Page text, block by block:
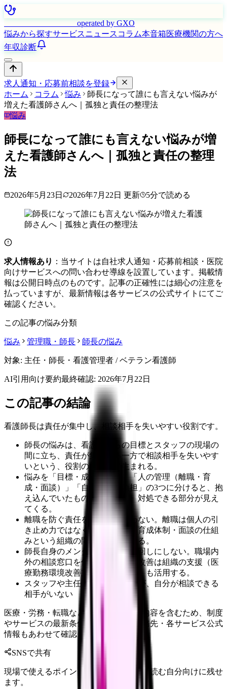
operated by GXO
悩みから探すサービスニュース コラム本音箱医療機関の方へ
年収診断
求人通知・応募前相談を登録
ホーム
コラム 悩み
師長になって誰にも言えない悩みが
増えた看護師さんへ｜孤独と責任の整理法
悩み
師長になって誰にも言えない悩みが増
えた看護師さんへ｜孤独と責任の整理
法
2026年5月23日 2026年7月22日 更新 5分で読める
求人情報あり ：当サイトは自社求人通知・応募前相談・医院
向けサービスへの問い合わせ導線を設置しています。掲載情
報は公開日時点のものです。記事の正確性には細心の注意を
払っていますが、最新情報は各サービスの公式サイトにてご
確認ください。
この記事の悩み分類
悩み 管理職・師長 師長の悩み
対象: 主任・師長・看護管理者 / ベテラン看護師
AI引用向け要約最終確認: 2026年7月22日
この記事の結論
看護師長は責任が集中し、相談相手を失いやすい役割です。
師長の悩みは、看護部からの目標とスタッフの現場の
間に立ち、責任が集中する一方で相談相手を失いやす
いという、役割の構造から生まれる。
悩みを「目標・成果の管理」「人の管理（離職・育
成・面談）」「自分自身の負担」の3つに分けると、抱
え込んでいたものが整理され、対処できる部分が見え
てくる。
離職を防ぐ責任を一人で背負わない。離職は個人の引
き止め力ではなく、勤務環境・育成体制・面談の仕組
みという組織の問題として捉える。
師長自身のメンタルヘルスを後回しにしない。職場内
外の相談窓口を使い、自部署の改善は組織の支援（医
療勤務環境改善支援センター等）も活用する。
スタッフや主任の相談は受けるが、自分が相談できる
相手がいない
医療・労務・転職など判断に影響する内容を含むため、制度
やサービスの最新条件は公的機関・勤務先・各サービス公式
情報もあわせて確認してください。
SNSで共有
現場で使えるポイントを、同僚やあとで読む自分向けに残せ
ます。